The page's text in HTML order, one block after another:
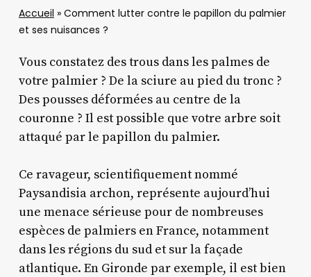
Accueil » Comment lutter contre le papillon du palmier
et ses nuisances ?
Vous constatez des trous dans les palmes de
votre palmier ? De la sciure au pied du tronc ?
Des pousses déformées au centre de la
couronne ? Il est possible que votre arbre soit
attaqué par le papillon du palmier.
Ce ravageur, scientifiquement nommé
Paysandisia archon, représente aujourd’hui
une menace sérieuse pour de nombreuses
espèces de palmiers en France, notamment
dans les régions du sud et sur la façade
atlantique. En Gironde par exemple, il est bien